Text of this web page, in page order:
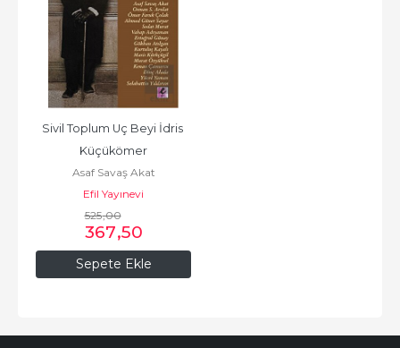
Sepete Ekle
Sivil Toplum Uç Beyi İdris
Küçükömer
Asaf Savaş Akat
Efil Yayınevi
525,00
367,50